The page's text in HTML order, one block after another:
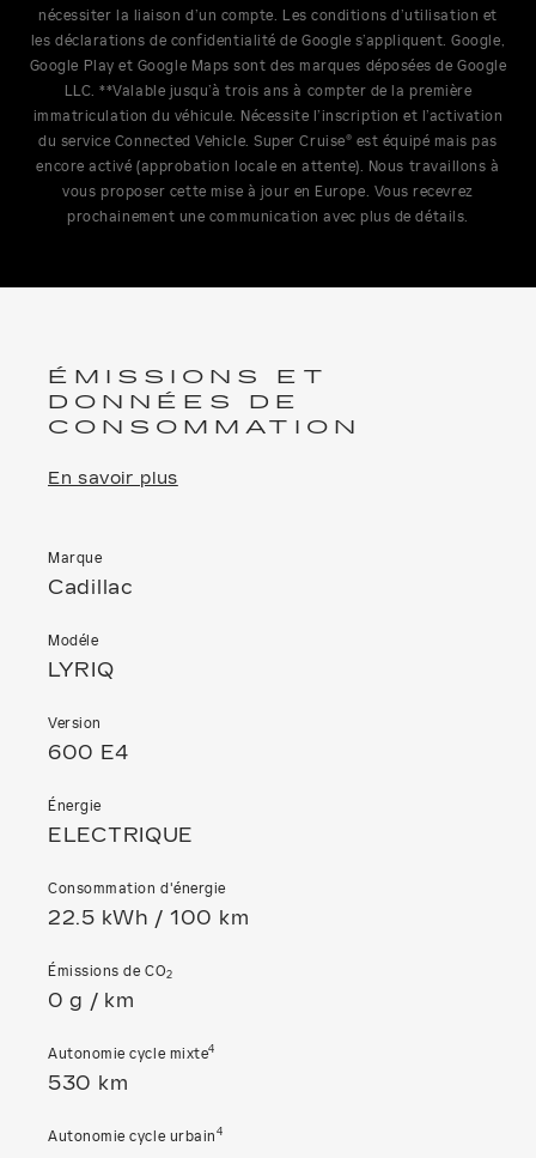
nécessiter la liaison d’un compte. Les conditions d’utilisation et
les déclarations de confidentialité de Google s’appliquent. Google,
Google Play et Google Maps sont des marques déposées de Google
LLC. **Valable jusqu’à trois ans à compter de la première
immatriculation du véhicule. Nécessite l’inscription et l’activation
du service Connected Vehicle. Super Cruise® est équipé mais pas
encore activé (approbation locale en attente). Nous travaillons à
vous proposer cette mise à jour en Europe. Vous recevrez
prochainement une communication avec plus de détails.
ÉMISSIONS ET
DONNÉES DE
CONSOMMATION
En savoir plus
Marque
Cadillac
Modéle
LYRIQ
Version
600 E4
Énergie
ELECTRIQUE
Consommation d'énergie
22.5 kWh / 100 km
Émissions de CO2
0 g / km
Autonomie cycle mixte4
530 km
Autonomie cycle urbain 4